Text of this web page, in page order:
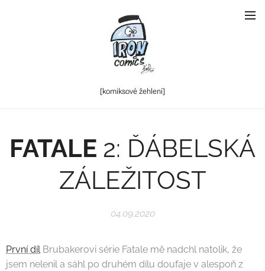
[komiksové žehlení]
FATALE 2: ĎÁBELSKÁ
ZÁLEŽITOST
04.09.2020
První dílBrubakerovi série Fatale mě nadchl natolik, že
jsem nelenil a sáhl po druhém dílu doufaje v alespoň z